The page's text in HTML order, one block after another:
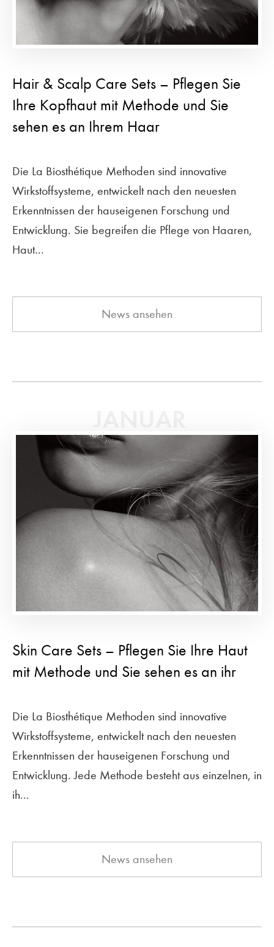
Hair & Scalp Care Sets – Pflegen Sie
Ihre Kopfhaut mit Methode und Sie
sehen es an Ihrem Haar
Die La Biosthétique Methoden sind innovative
Wirkstoffsysteme, entwickelt nach den neuesten
Erkenntnissen der hauseigenen Forschung und
Entwicklung. Sie begreifen die Pflege von Haaren,
Haut...
News ansehen
Skin Care Sets – Pflegen Sie Ihre Haut
mit Methode und Sie sehen es an ihr
Die La Biosthétique Methoden sind innovative
Wirkstoffsysteme, entwickelt nach den neuesten
Erkenntnissen der hauseigenen Forschung und
Entwicklung. Jede Methode besteht aus einzelnen, in
ih...
News ansehen